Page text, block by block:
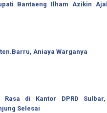
Bantaeng Ilham Azikin
Aniaya Warganya
Rasa di Kantor DPRD
Selesai